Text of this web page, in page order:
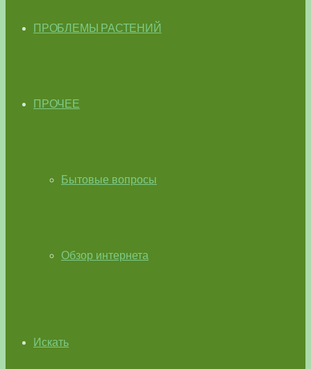
ПРОБЛЕМЫ РАСТЕНИЙ
ПРОЧЕЕ
Бытовые вопросы
Обзор интернета
Искать